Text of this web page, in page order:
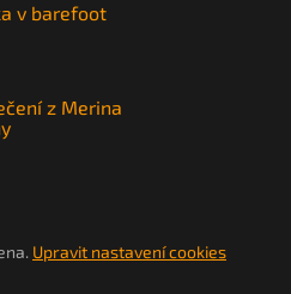
v barefoot
z Merina
Upravit nastavení cookies